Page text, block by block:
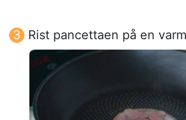
Rist pancettaen på en